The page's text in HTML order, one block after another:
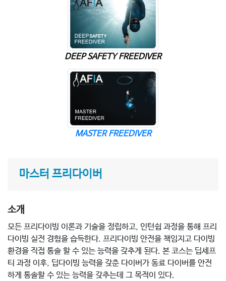
DEEP SAFETY FREEDIVER
MASTER FREEDIVER
마스터 프리다이버
소개
모든 프리다이빙 이론과 기술을 정립하고, 인턴쉽 과정을 통해 프리
다이빙 실전 경험을 습득한다. 프리다이빙 안전을 책임지고 다이빙
환경을 직접 통솔 할 수 있는 능력을 갖추게 된다. 본 코스는 딥세프
티 과정 이후, 딥다이빙 능력을 갖춘 다이버가 동료 다이버를 안전
하게 통솔할 수 있는 능력을 갖추는데 그 목적이 있다.